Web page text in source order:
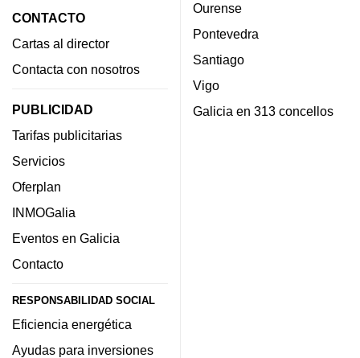
CONTACTO
Cartas al director
Contacta con nosotros
PUBLICIDAD
Tarifas publicitarias
Servicios
Oferplan
INMOGalia
Eventos en Galicia
Contacto
RESPONSABILIDAD SOCIAL
Eficiencia energética
Ayudas para inversiones
Ourense
Pontevedra
Santiago
Vigo
Galicia en 313 concellos